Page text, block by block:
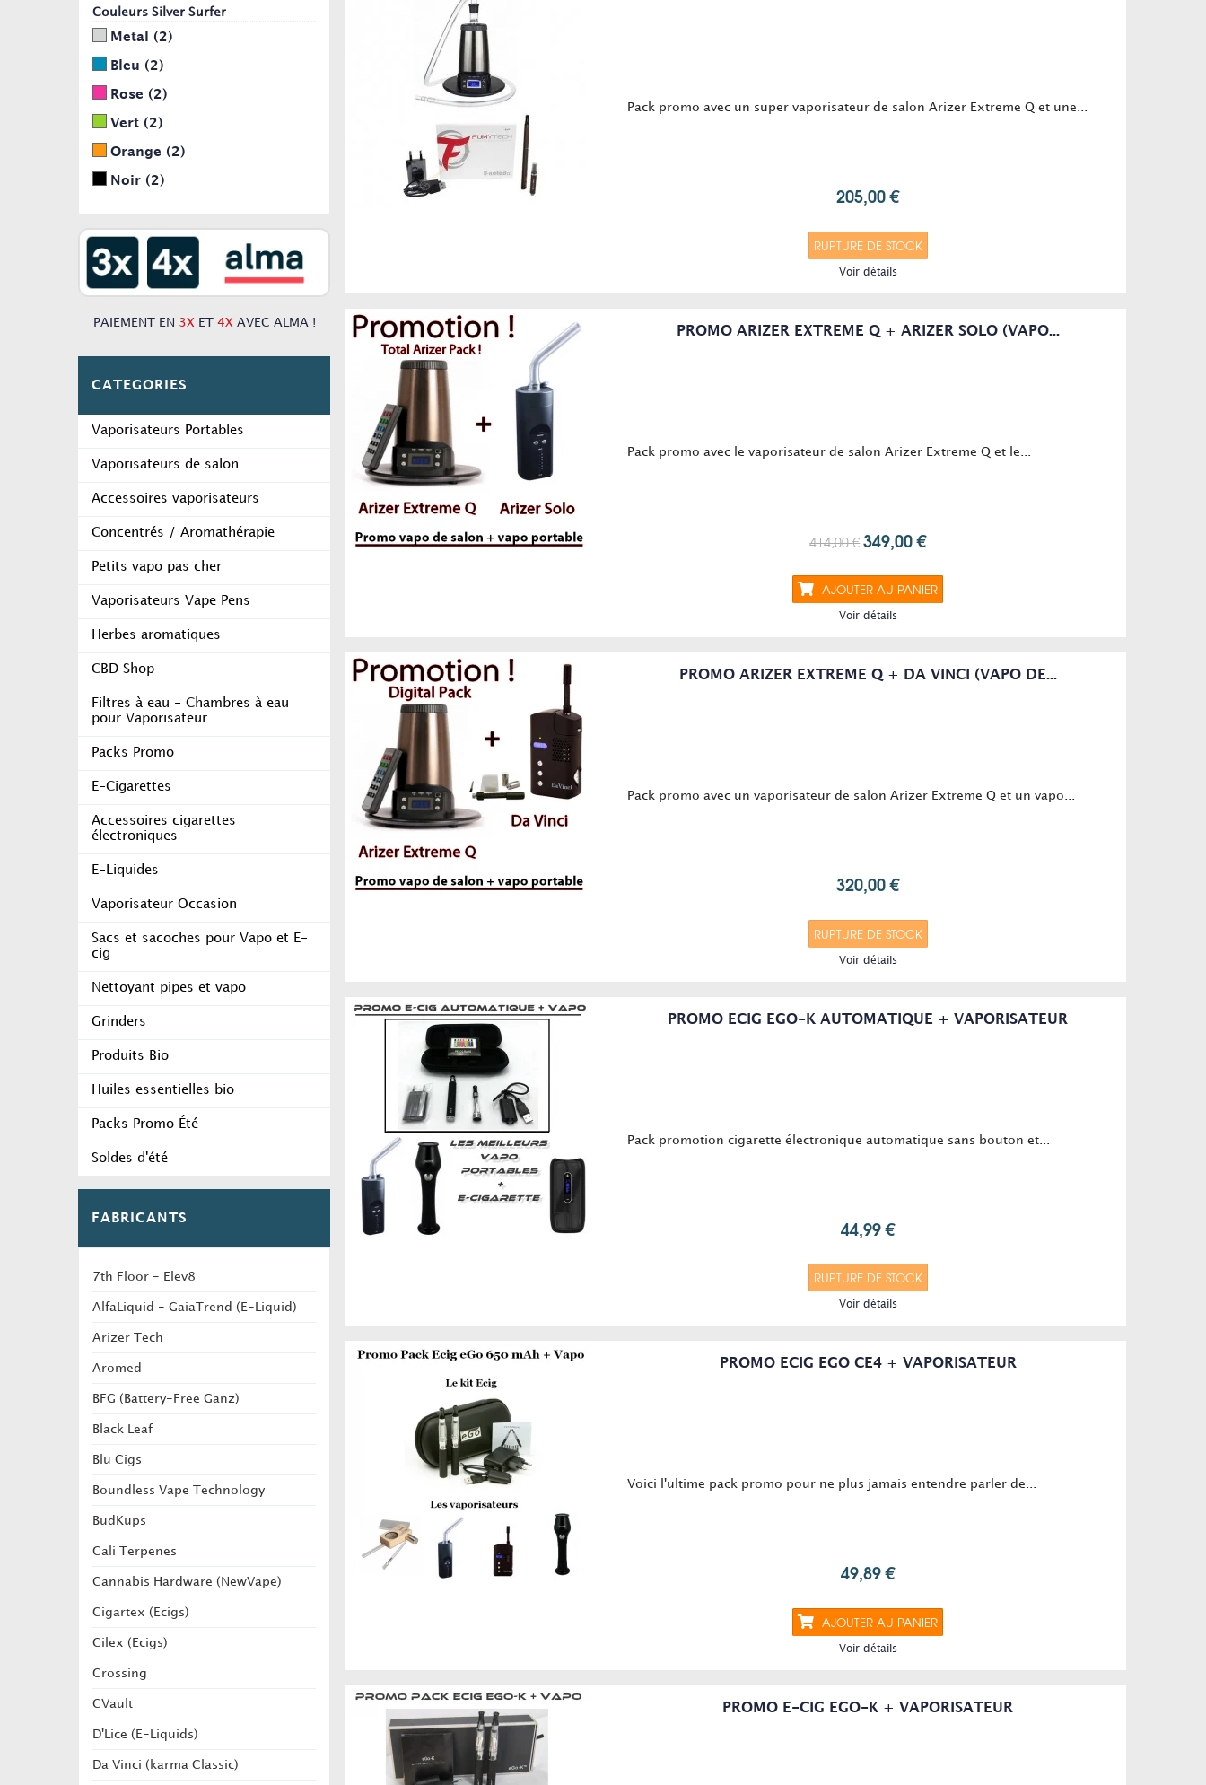
Couleurs Silver Surfer
Metal (2)
Bleu (2)
Rose (2)
Vert (2)
Orange (2)
Noir (2)
Rouge(2)
PAIEMENT EN 3X ET 4X AVEC ALMA !
CATEGORIES
Vaporisateurs Portables
Vaporisateurs de salon
Accessoires vaporisateurs
Concentrés / Aromathérapie
Petits vapo pas cher
Vaporisateurs Vape Pens
Herbes aromatiques
CBD Shop
Filtres à eau - Chambres à eau
pour Vaporisateur
Packs Promo
E-Cigarettes
Accessoires cigarettes
électroniques
E-Liquides
Vaporisateur Occasion
Sacs et sacoches pour Vapo et E-
cig
Nettoyant pipes et vapo
Grinders
Produits Bio
Huiles essentielles bio
Packs Promo Été
Soldes d'été
FABRICANTS
7th Floor - Elev8
AlfaLiquid - GaiaTrend (E-Liquid)
Arizer Tech
Aromed
BFG (Battery-Free Ganz)
Black Leaf
Blu Cigs
Boundless Vape Technology
BudKups
Cali Terpenes
Cannabis Hardware (NewVape)
Cigartex (Ecigs)
Cilex (Ecigs)
Crossing
CVault
D'Lice (E-Liquids)
Da Vinci (karma Classic)
Pack promo avec un super vaporisateur de salon Arizer Extreme Q et une...
205,00 €
RUPTURE DE STOCK
Voir détails
PROMO ARIZER EXTREME Q + ARIZER SOLO (VAPO...
Pack promo avec le vaporisateur de salon Arizer Extreme Q et le...
414,00 € 349,00 €
AJOUTER AU PANIER
Voir détails
PROMO ARIZER EXTREME Q + DA VINCI (VAPO DE...
Pack promo avec un vaporisateur de salon Arizer Extreme Q et un vapo...
320,00 €
RUPTURE DE STOCK
Voir détails
PROMO ECIG EGO-K AUTOMATIQUE + VAPORISATEUR
Pack promotion cigarette électronique automatique sans bouton et...
44,99 €
RUPTURE DE STOCK
Voir détails
PROMO ECIG EGO CE4 + VAPORISATEUR
Voici l'ultime pack promo pour ne plus jamais entendre parler de...
49,89 €
AJOUTER AU PANIER
Voir détails
PROMO E-CIG EGO-K + VAPORISATEUR